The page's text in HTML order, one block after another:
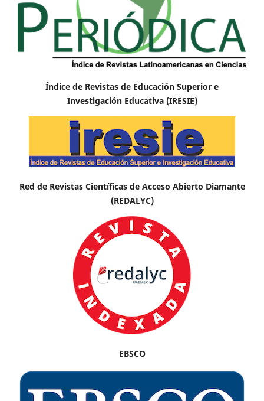
Índice de Revistas de Educación Superior e
Investigación Educativa (IRESIE)
Red de Revistas Científicas de Acceso Abierto Diamante
(REDALYC)
EBSCO